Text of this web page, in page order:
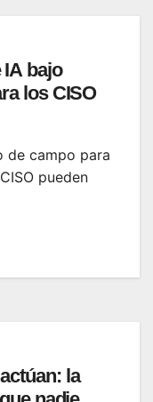
IA bajo
los CISO
de campo para
pueden
la